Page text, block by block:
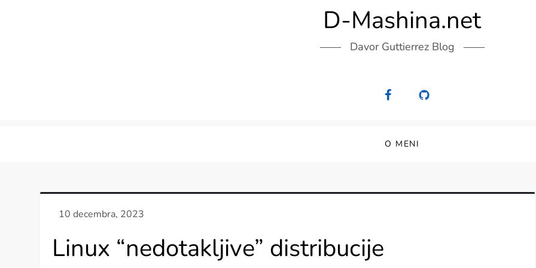
D-Mashina.net
Davor Guttierrez Blog
O MENI
Linux “nedotakljive” distribucije